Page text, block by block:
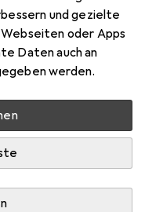
und gezielte
oder Apps
Daten auch an
werden.